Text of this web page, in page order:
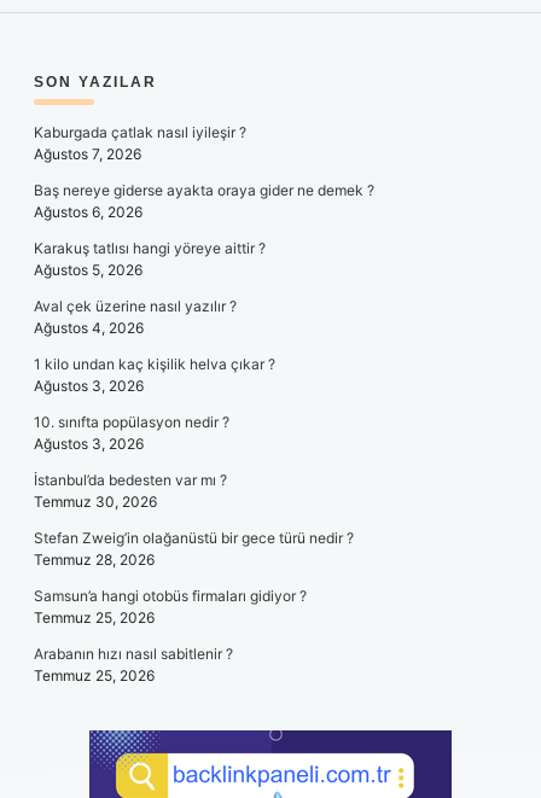
SIDEBAR
SON YAZILAR
Kaburgada çatlak nasıl iyileşir ?
Ağustos 7, 2026
Baş nereye giderse ayakta oraya gider ne demek ?
Ağustos 6, 2026
Karakuş tatlısı hangi yöreye aittir ?
Ağustos 5, 2026
Aval çek üzerine nasıl yazılır ?
Ağustos 4, 2026
1 kilo undan kaç kişilik helva çıkar ?
Ağustos 3, 2026
10. sınıfta popülasyon nedir ?
Ağustos 3, 2026
İstanbul’da bedesten var mı ?
Temmuz 30, 2026
Stefan Zweig’in olağanüstü bir gece türü nedir ?
Temmuz 28, 2026
Samsun’a hangi otobüs firmaları gidiyor ?
Temmuz 25, 2026
Arabanın hızı nasıl sabitlenir ?
Temmuz 25, 2026